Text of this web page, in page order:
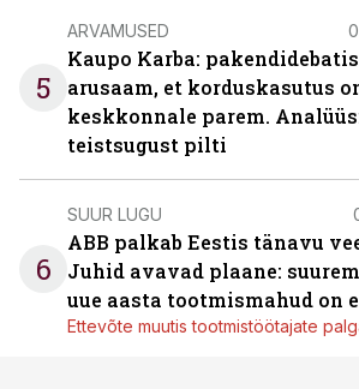
5
ARVAMUSED
Kaupo Karba:
arusaam, et korduskasutus
keskkonnale parem.
teistsugust pilti
6
SUUR LUGU
ABB palkab Eestis tänavu
Juhid avavad plaane:
uue aasta tootmismahud on
Ettevõte muutis tootmistöötajate